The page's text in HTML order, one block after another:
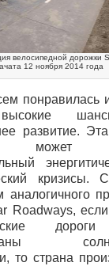
велосипедной дорожки
12 ноября 2014 года
понравилась
развитие.
может
кризисы.
аналогичного
Roadways,
то страна